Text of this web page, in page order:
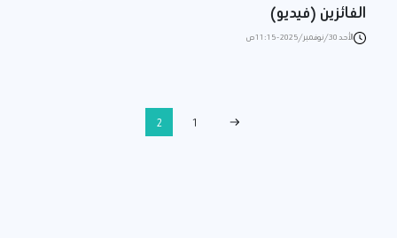
الفائزين (فيديو)
الأحد 30/نوفمبر/2025 - 11:15 ص
1
2